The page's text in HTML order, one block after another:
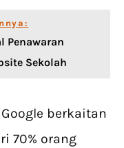
Penawaran
Sekolah
berkaitan
70% orang